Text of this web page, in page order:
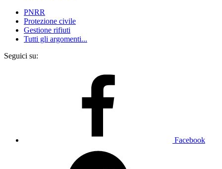
PNRR
Protezione civile
Gestione rifiuti
Tutti gli argomenti...
Seguici su:
Facebook